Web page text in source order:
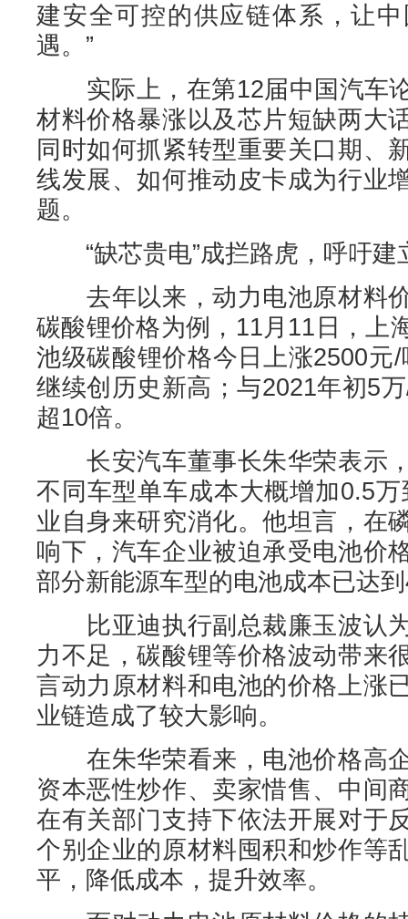
建安全可控的供应链体系，让
遇。”
实际上，在第12届中国汽车
材料价格暴涨以及芯片短缺两大
同时如何抓紧转型重要关口期、
线发展、如何推动皮卡成为行业
题。
“缺芯贵电”成拦路虎，呼吁建
去年以来，动力电池原材料
碳酸锂价格为例，11月11日，上
池级碳酸锂价格今日上涨2500元
继续创历史新高；与2021年初5
超10倍。
长安汽车董事长朱华荣表示
不同车型单车成本大概增加0.5
业自身来研究消化。他坦言，在
响下，汽车企业被迫承受电池价
部分新能源车型的电池成本已达
比亚迪执行副总裁廉玉波认
力不足，碳酸锂等价格波动带来
言动力原材料和电池的价格上涨
业链造成了较大影响。
在朱华荣看来，电池价格高
资本恶性炒作、卖家惜售、中间
在有关部门支持下依法开展对于
个别企业的原材料囤积和炒作等
平，降低成本，提升效率。